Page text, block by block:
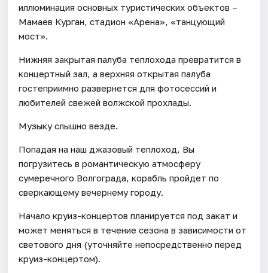
иллюминация основных туристических объектов –
Мамаев Курган, стадион «Арена», «танцующий
мост».
Нижняя закрытая палуба теплохода превратится в
концертный зал, а верхняя открытая палуба
гостеприимно развернется для фотосессий и
любителей свежей волжской прохлады.
Музыку слышно везде.
Попадая на наш джазовый теплоход, Вы
погрузитесь в романтическую атмосферу
сумеречного Волгограда, корабль пройдет по
сверкающему вечернему городу.
Начало круиз-концертов планируется под закат и
может меняться в течение сезона в зависимости от
светового дня (уточняйте непосредственно перед
круиз-концертом).